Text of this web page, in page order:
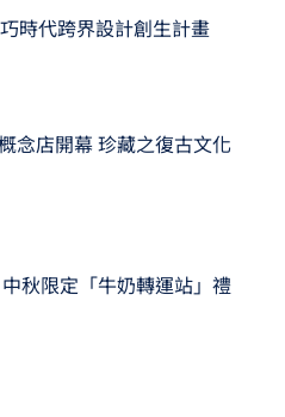
時代跨界設計創生計畫
念店開幕 珍藏之復古文化
秋限定「牛奶轉運站」禮